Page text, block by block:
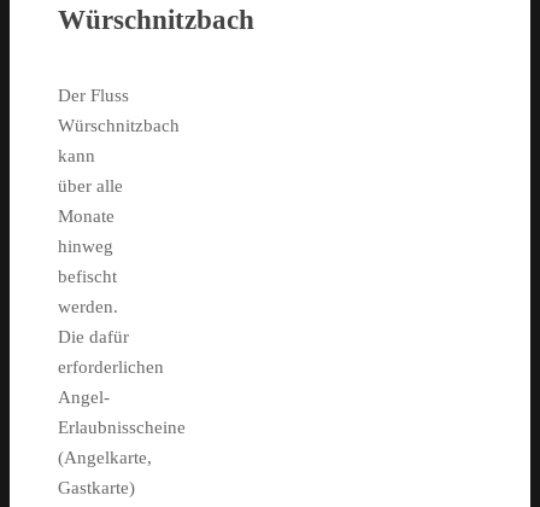
Würschnitzbach
Der Fluss
Würschnitzbach
kann
über alle
Monate
hinweg
befischt
werden.
Die dafür
erforderlichen
Angel-
Erlaubnisscheine
(Angelkarte,
Gastkarte)